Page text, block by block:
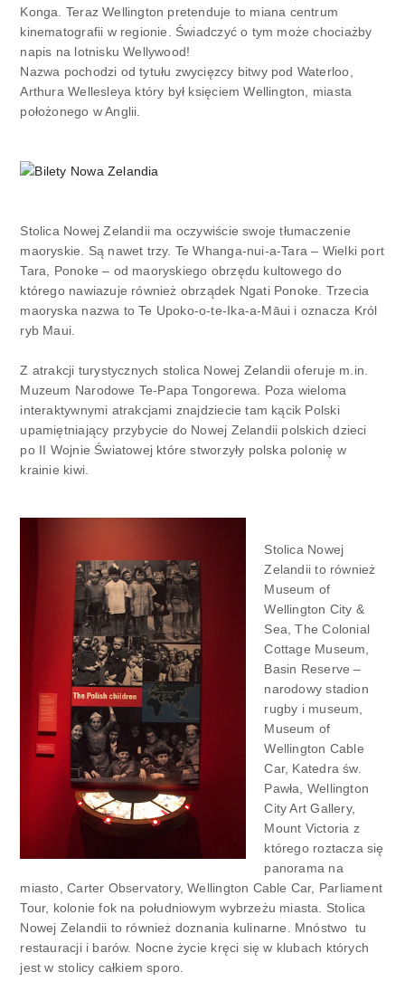
Konga. Teraz Wellington pretenduje to miana centrum
kinematografii w regionie. Świadczyć o tym może chociażby
napis na lotnisku Wellywood!
Nazwa pochodzi od tytułu zwycięzcy bitwy pod Waterloo,
Arthura Wellesleya który był księciem Wellington, miasta
położonego w Anglii.
Stolica Nowej Zelandii ma oczywiście swoje tłumaczenie
maoryskie. Są nawet trzy. Te Whanga-nui-a-Tara – Wielki port
Tara, Ponoke – od maoryskiego obrzędu kultowego do
którego nawiazuje również obrządek Ngati Ponoke. Trzecia
maoryska nazwa to Te Upoko-o-te-Ika-a-Māui i oznacza Król
ryb Maui.
Z atrakcji turystycznych stolica Nowej Zelandii oferuje m.in.
Muzeum Narodowe Te-Papa Tongorewa. Poza wieloma
interaktywnymi atrakcjami znajdziecie tam kącik Polski
upamiętniający przybycie do Nowej Zelandii polskich dzieci
po II Wojnie Światowej które stworzyły polska polonię w
krainie kiwi.
Stolica Nowej
Zelandii to również
Museum of
Wellington City &
Sea, The Colonial
Cottage Museum,
Basin Reserve –
narodowy stadion
rugby i museum,
Museum of
Wellington Cable
Car, Katedra św.
Pawła, Wellington
City Art Gallery,
Mount Victoria z
którego roztacza się
panorama na
miasto, Carter Observatory, Wellington Cable Car, Parliament
Tour, kolonie fok na południowym wybrzeżu miasta. Stolica
Nowej Zelandii to również doznania kulinarne. Mnóstwo tu
restauracji i barów. Nocne życie kręci się w klubach których
jest w stolicy całkiem sporo.